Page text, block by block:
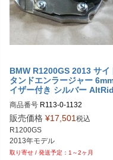
BMW R1200GS 2013 サイ
タンドエンラージャー
イザー付き シルバー
商品番号 R113-0-1132
alt_R113-0-1132
販売価格 ¥17,501 税込
R1200GS
2013年モデル
1～2ヶ月